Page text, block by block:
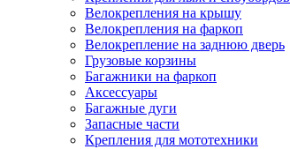
Велокрепления на крышу
Велокрепления на фаркоп
Велокрепление на заднюю дверь
Грузовые корзины
Багажники на фаркоп
Аксессуары
Багажные дуги
Запасные части
Крепления для мототехники